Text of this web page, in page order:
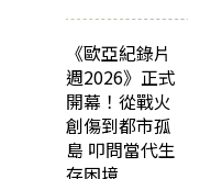
《歐亞紀錄片
週2026》正式
開幕！從戰火
創傷到都市孤
島 叩問當代生